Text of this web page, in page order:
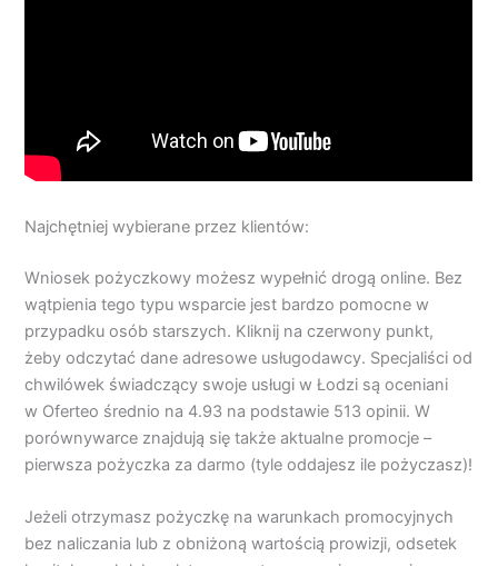
Najchętniej wybierane przez klientów:
Wniosek pożyczkowy możesz wypełnić drogą online. Bez
wątpienia tego typu wsparcie jest bardzo pomocne w
przypadku osób starszych. Kliknij na czerwony punkt,
żeby odczytać dane adresowe usługodawcy. Specjaliści od
chwilówek świadczący swoje usługi w Łodzi są oceniani
w Oferteo średnio na 4.93 na podstawie 513 opinii. W
porównywarce znajdują się także aktualne promocje –
pierwsza pożyczka za darmo (tyle oddajesz ile pożyczasz)!
Jeżeli otrzymasz pożyczkę na warunkach promocyjnych
bez naliczania lub z obniżoną wartością prowizji, odsetek